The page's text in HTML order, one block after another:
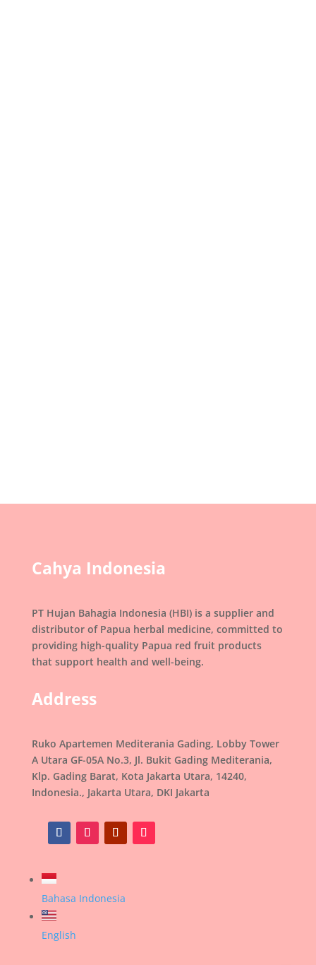
Cahya Indonesia
PT Hujan Bahagia Indonesia (HBI) is a supplier and
distributor of Papua herbal medicine, committed to
providing high-quality Papua red fruit products
that support health and well-being.
Address
Ruko Apartemen Mediterania Gading, Lobby Tower
A Utara GF-05A No.3, Jl. Bukit Gading Mediterania,
Klp. Gading Barat, Kota Jakarta Utara, 14240,
Indonesia., Jakarta Utara, DKI Jakarta
Bahasa Indonesia
English